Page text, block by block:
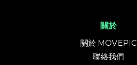
關於
關於 MOVEPIC
聯絡我們